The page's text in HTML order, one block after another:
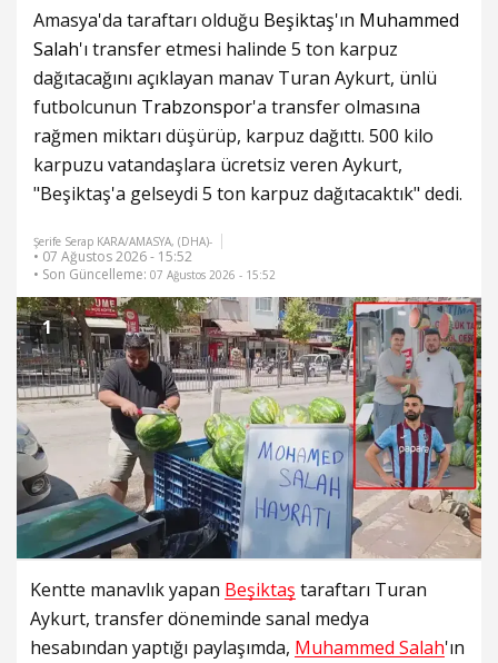
Amasya'da taraftarı olduğu Beşiktaş'ın Muhammed
Salah'ı transfer etmesi halinde 5 ton karpuz
dağıtacağını açıklayan manav Turan Aykurt, ünlü
futbolcunun Trabzonspor'a transfer olmasına
rağmen miktarı düşürüp, karpuz dağıttı. 500 kilo
karpuzu vatandaşlara ücretsiz veren Aykurt,
"Beşiktaş'a gelseydi 5 ton karpuz dağıtacaktık" dedi.
Şerife Serap KARA/AMASYA, (DHA)-
• 07 Ağustos 2026 - 15:52
• Son Güncelleme: 07 Ağustos 2026 - 15:52
1
Kentte manavlık yapan Beşiktaş taraftarı Turan
Aykurt, transfer döneminde sanal medya
hesabından yaptığı paylaşımda, Muhammed Salah'ın